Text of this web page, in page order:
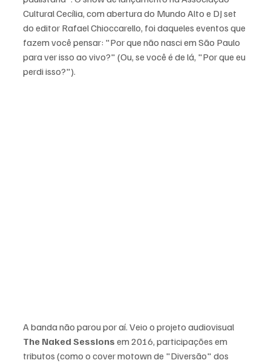
Cultural Cecília, com abertura do Mundo Alto e DJ set
do editor Rafael Chioccarello, foi daqueles eventos que
fazem você pensar: "Por que não nasci em São Paulo
para ver isso ao vivo?" (Ou, se você é de lá, "Por que eu
perdi isso?").
A banda não parou por aí. Veio o projeto audiovisual
The Naked Sessions em 2016, participações em
tributos (como o cover motown de "Diversão" dos